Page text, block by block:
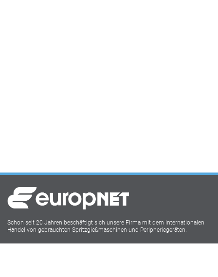
Schon seit 20 Jahren beschäftigt sich unsere Firma mit dem internationalen
Handel von gebrauchten Spritzgießmaschinen und Peripheriegeräten.